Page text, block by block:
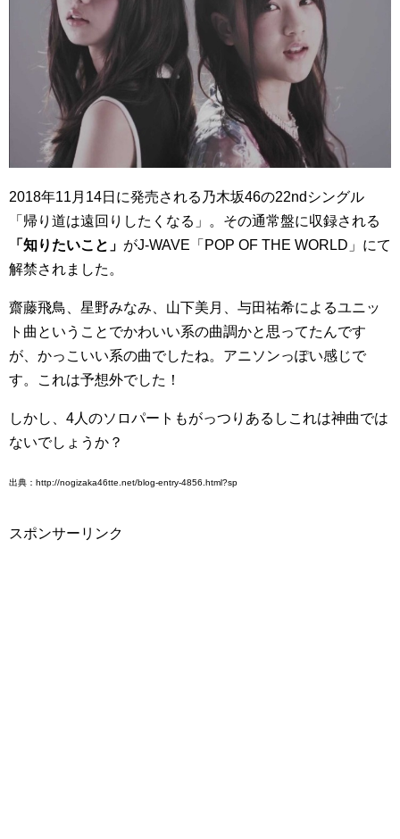
2018年11月14日に発売される乃木坂46の22ndシングル
「帰り道は遠回りしたくなる」。その通常盤に収録される
「知りたいこと」 がJ-WAVE「POP OF THE WORLD」にて
解禁されました。
齋藤飛鳥、星野みなみ、山下美月、与田祐希によるユニッ
ト曲ということでかわいい系の曲調かと思ってたんです
が、かっこいい系の曲でしたね。アニソンっぽい感じで
す。これは予想外でした！
しかし、4人のソロパートもがっつりあるしこれは神曲では
ないでしょうか？
出典：http://nogizaka46tte.net/blog-entry-4856.html?sp
スポンサーリンク